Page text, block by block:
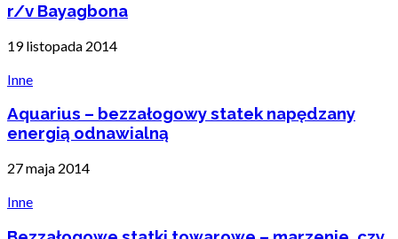
r/v Bayagbona
19 listopada 2014
Inne
Aquarius – bezzałogowy statek napędzany
energią odnawialną
27 maja 2014
Inne